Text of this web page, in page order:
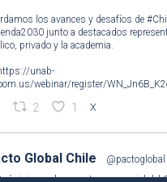
los avances y desafíos de
junto a destacados
privado y la academia.
unab-
webinar/register/
2 1 X
Global Chile @pactoglobal
vivimos el encuentro presencial del